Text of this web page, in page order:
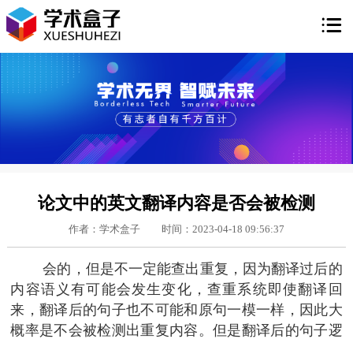

论文中的英文翻译内容是否会被检测
作者：学术盒子 时间：2023-04-18 09:56:37
会的，但是不一定能查出重复，因为翻译过后的
内容语义有可能会发生变化，查重系统即使翻译回
来，翻译后的句子也不可能和原句一模一样，因此大
概率是不会被检测出重复内容。但是翻译后的句子逻